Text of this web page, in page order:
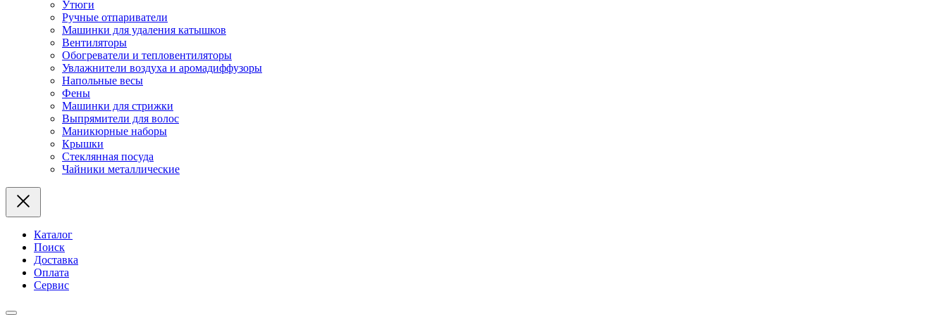
Утюги
Ручные отпариватели
Машинки для удаления катышков
Вентиляторы
Обогреватели и тепловентиляторы
Увлажнители воздуха и аромадиффузоры
Напольные весы
Фены
Машинки для стрижки
Выпрямители для волос
Маникюрные наборы
Крышки
Стеклянная посуда
Чайники металлические
Каталог
Поиск
Доставка
Оплата
Сервис